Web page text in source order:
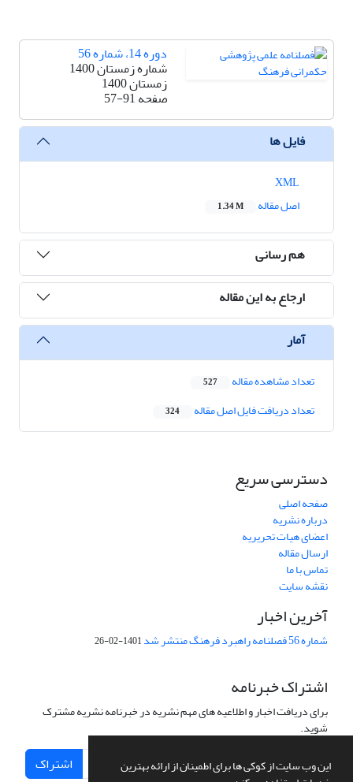
این وب سایت از کوکی ها برای اطمینان از ارائه بهترین
دوره 14، شماره 56
شماره زمستان 1400
زمستان 1400
صفحه57-91
فایل ها
اصل مقاله
1.34 M
هم رسانی
ارجاع به این مقاله
آمار
تعداد مشاهده مقاله 527
تعداد دریافت فایل اصل مقاله 324
دسترسی سریع
صفحه اصلی
درباره نشریه
اعضای هیات تحریریه
ارسال مقاله
تماس با ما
نقشه سایت
آخرین اخبار
شماره 56 فصلنامه راهبرد فرهنگ منتشر شد 1401-02-26
اشتراک خبرنامه
برای دریافت اخبار و اطلاعیه های مهم نشریه در خبرنامه نشریه مشترک
شوید.
اشتراک